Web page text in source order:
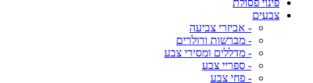
פינוי פסולת
צבעים
- אביזרי צביעה
- מברשות ורולרים
- מדללים ומסירי צבע
- ספריי צבע
- פחי צבע